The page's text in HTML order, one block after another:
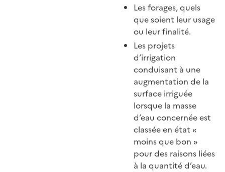
Les forages, quels
que soient leur usage
ou leur finalité.
Les projets
d’irrigation
conduisant à une
augmentation de la
surface irriguée
lorsque la masse
d’eau concernée est
classée en état «
moins que bon »
pour des raisons liées
à la quantité d’eau.